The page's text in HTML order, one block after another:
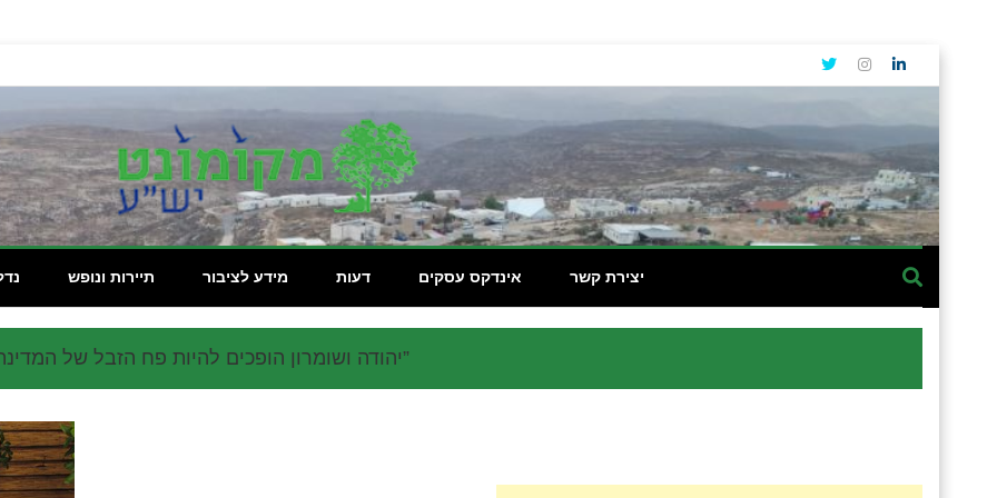
תיירות ונופש מידע לציבור דעות אינדקס עסקים יצירת קשר
”יהודה ושומרון הופכים להיות פח הזבל של המדינה”